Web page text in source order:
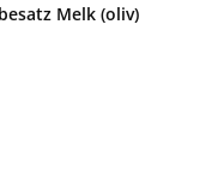
Melk (oliv)